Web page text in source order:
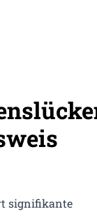
signifikante